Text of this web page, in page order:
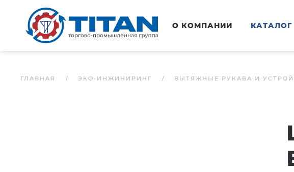
Перейти к основному содержанию О КОМПАНИИ КАТАЛОГ
ГЛАВНАЯ ЭКО-ИНЖИНИРИНГ ВЫТЯЖНЫЕ РУКАВА И